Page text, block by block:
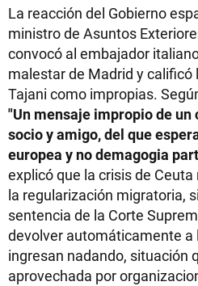
La reacción del Gobierno
ministro de Asuntos
convocó al embajador
malestar de Madrid y calificó
Tajani como impropias.
"Un mensaje impropio de
socio y amigo, del que
europea y no demagogia
explicó que la crisis de
la regularización migratoria,
sentencia de la Corte
devolver automáticamente a
ingresan nadando, situación
aprovechada por